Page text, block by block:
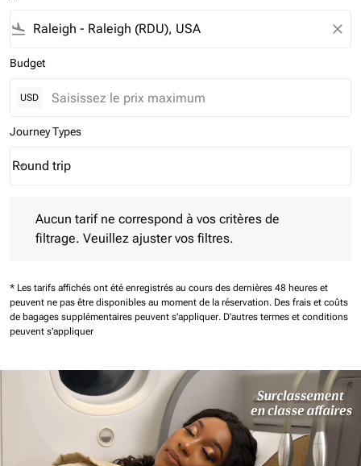
flight_land close
Budget
USD
Journey Types
Journey Types option Round trip Selected
Round trip
keyboard_arrow_down
Aucun tarif ne correspond à vos critères de
filtrage. Veuillez ajuster vos filtres.
* Les tarifs affichés ont été enregistrés au cours des dernières 48 heures et
peuvent ne pas être disponibles au moment de la réservation. Des frais et coûts
de bagages supplémentaires peuvent s'appliquer. D'autres termes et conditions
peuvent s'appliquer